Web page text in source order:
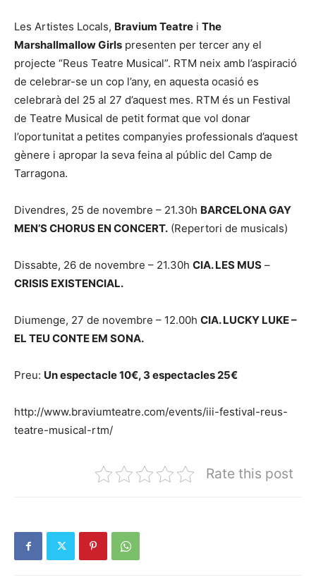
Les Artistes Locals, Bravium Teatre i The
Marshallmallow Girls presenten per tercer any el
projecte “Reus Teatre Musical”. RTM neix amb l’aspiració
de celebrar-se un cop l’any, en aquesta ocasió es
celebrarà del 25 al 27 d’aquest mes. RTM és un Festival
de Teatre Musical de petit format que vol donar
l’oportunitat a petites companyies professionals d’aquest
gènere i apropar la seva feina al públic del Camp de
Tarragona.
Divendres, 25 de novembre – 21.30h BARCELONA GAY
MEN’S CHORUS EN CONCERT. (Repertori de musicals)
Dissabte, 26 de novembre – 21.30h CIA. LES MUS –
CRISIS EXISTENCIAL.
Diumenge, 27 de novembre – 12.00h CIA. LUCKY LUKE –
EL TEU CONTE EM SONA.
Preu: Un espectacle 10€, 3 espectacles 25€
http://www.braviumteatre.com/events/iii-festival-reus-
teatre-musical-rtm/
Rate this post